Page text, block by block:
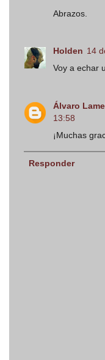
Abrazos.
Holden 14
Voy a echar
Álvaro
13:58
¡Muchas
Responder